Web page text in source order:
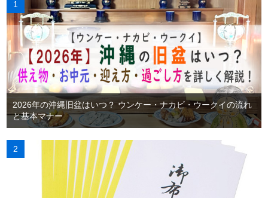
2026年の沖縄旧盆はいつ？ ウンケー・ナカビ・ウークイの流れ
と基本マナー